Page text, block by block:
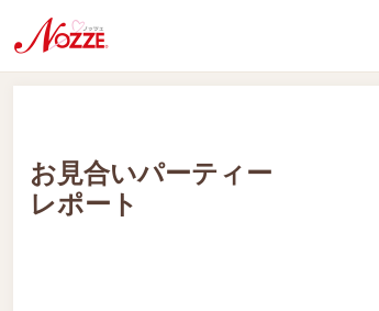
お見合いパーティー
レポート